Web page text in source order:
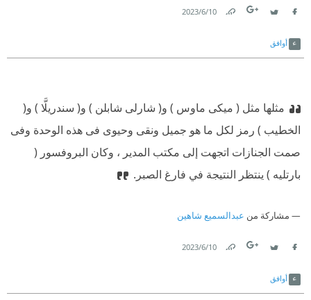
10‏/6‏/2023
أوافق
مثلها مثل ( ميكى ماوس ) و( شارلى شابلن ) و( سندريلَّا ) و(
الخطيب ) رمز لكل ما هو جميل ونقى وحيوى فى هذە الوحدة ‫وفى
صمت الجنازات اتجهت إلى مكتب المدير ، وكان البروفسور (
بارتليە ) ينتظر النتيجة في فارغ الصبر.
مشاركة من عبدالسميع شاهين
10‏/6‏/2023
أوافق